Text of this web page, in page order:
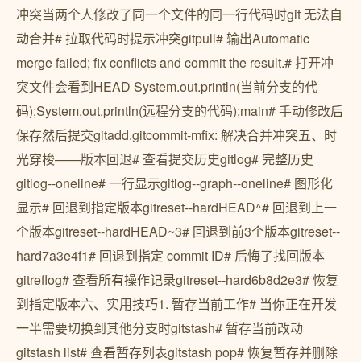
冲突当两个人修改了同一个文件的同一行代码时git 无法自
动合并# 拉取代码时提示冲突gitpull# 输出Automatic
merge failed; fix conflicts and commit the result.# 打开冲
突文件会看到HEAD System.out.println(当前分支的代
码);System.out.println(远程分支的代码);main# 手动修改后
保存然后提交gitadd.gitcommit-mfix: 解决合并冲突五、时
光穿梭——版本回退# 查看提交历史gitlog# 完整历史
gitlog--oneline# 一行显示gitlog--graph--oneline# 图形化
显示# 回退到指定版本gitreset--hardHEAD^# 回退到上一
个版本gitreset--hardHEAD~3# 回退到前3个版本gitreset--
hard7a3e4f1# 回退到指定 commit ID# 后悔了找回版本
gitreflog# 查看所有操作记录gitreset--hard6b8d2e3# 恢复
到指定版本六、实用技巧1. 暂存当前工作# 当你正在开发
一半需要切换到其他分支时gitstash# 暂存当前改动
gitstash list# 查看暂存列表gitstash pop# 恢复暂存并删除